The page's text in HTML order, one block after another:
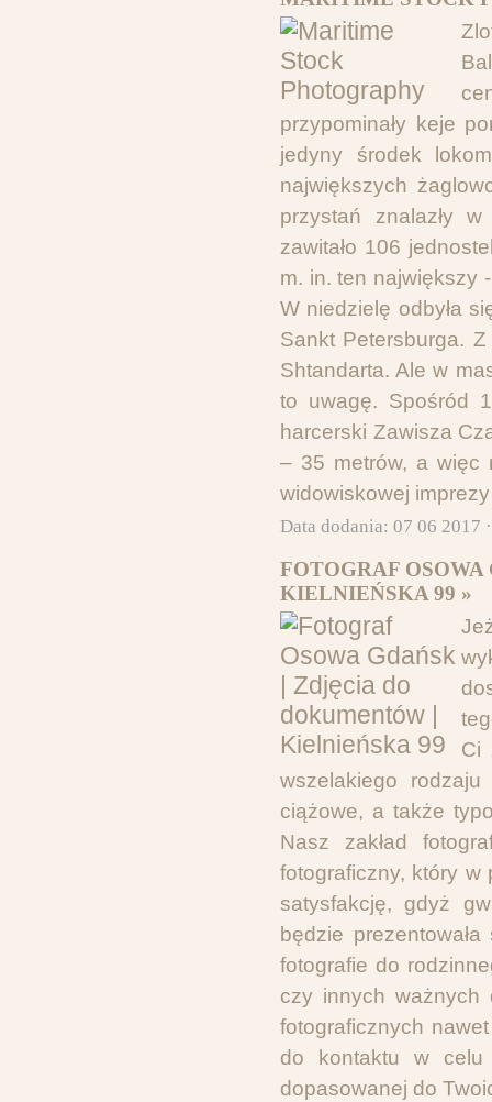
przypominały keje
jedyny środek
największych
przystań znalazły
zawitało 106
m. in. ten największy
W niedzielę odbyła
Sankt Petersburga.
Shtandarta. Ale w
to uwagę. Spośród
harcerski Zawisza
– 35 metrów, a więc
widowiskowej
Data dodania: 07 06 2017
FOTOGRAF
KIELNIEŃSKA 99 »
Ci
wszelakiego
ciążowe, a także
Nasz zakład
fotograficzny, który w
satysfakcję, gdyż
będzie
fotografie do
czy innych ważnych
fotograficznych
do kontaktu w celu
dopasowanej do